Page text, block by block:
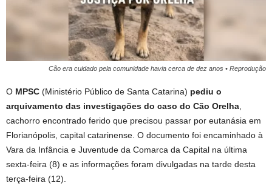
Cão era cuidado pela comunidade havia cerca de dez anos • Reprodução
O MPSC (Ministério Público de Santa Catarina) pediu o
arquivamento das investigações do caso do Cão Orelha
cachorro encontrado ferido que precisou passar por eutanásia em
Florianópolis, capital catarinense. O documento foi encaminhado à
Vara da Infância e Juventude da Comarca da Capital na última
sexta‑feira (8) e as informações foram divulgadas na tarde desta
terça-feira (12).